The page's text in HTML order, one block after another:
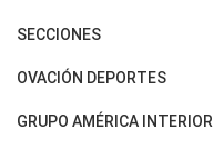
Últimas Noticias
Política
SECCIONES
Horóscopo
Motores
OVACIÓN DEPORTES
Fútbol
GRUPO AMÉRICA INTERIOR